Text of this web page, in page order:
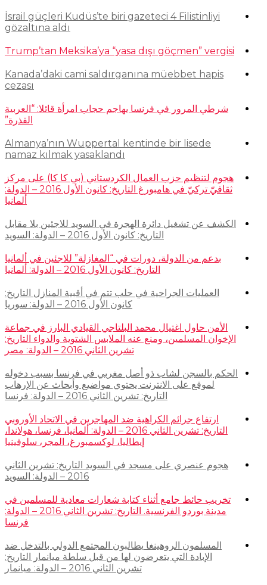
İsrail güçleri Kudüs’te biri gazeteci 4 Filistinliyi
gözaltına aldı
Trump’tan Meksika’ya “yasa dışı göçmen” vergisi
Kanada’daki cami saldırganına müebbet hapis
cezası
شرطي المرور في فرنسا يهاجم حجاب امرأة قائلا: “العربية
القذرة”
Almanya’nın Wuppertal kentinde bir lisede
namaz kılmak yasaklandı
هجوم لتنظيم حزب العمال الكردستاني (بي كا كا) على مركز
ثقافيّ تركيّ في هامبورغ التاريخ: كانون الأول 2016 – الدولة:
ألمانيا
الكشف عن تشغيل دائرة الهجرة في السويد للاجئين بلا مقابل
التاريخ: كانون الأول 2016 – الدولة: السويد
بدعم من الدولة، دورات في “المغازلة” للاجئين في ألمانيا
التاريخ: كانون الأول 2016 – الدولة: ألمانيا
العمليات الجراحية في حلب تتم في أقبية المنازل التاريخ:
كانون الأول 2016 – الدولة: سوريا
الأمن حاول اغتيال محمد البلتاجي القيادي البارز في جماعة
الإخوان المسلمين، ومنع عنه الملابس الشتوية والدواء التاريخ:
تشرين الثاني 2016 – الدولة: مصر
الحكم بالسجن لشاب ذو أصل مغربي في فرنسا بسبب دخوله
لموقع على الانترنت يحتوي مواضيع وأبحاث عن الإرهاب
التاريخ: تشرين الثاني 2016 – الدولة: فرنسا
ارتفاع جرائم الكراهية ضد المهاجرين في الاتحاد الأوروبي
التاريخ: تشرين الثاني 2016 – الدولة: ألمانيا، فرنسا، هولاندا،
إيطاليا، لوكسمبورغ، المجر، سلوفينيا
هجوم عنصري على مسجد في السويد التاريخ: تشرين الثاني
2016 – الدولة: السويد
تخريب حائط جامع أثناء كتابة شعارات معادية للمسلمين في
مدينة بوردو الفرنسية. التاريخ: تشرين الثاني 2016 – الدولة:
فرنسا
المسلمون الروهينغا يطالبون المجتمع الدولي بالتدخل ضد
الإبادة التي يتعرضون لها من قبل سلطة ميانمار التاريخ:
تشرين الثاني 2016 – الدولة: ميانمار